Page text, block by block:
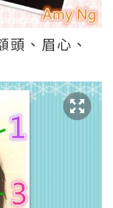
頭、眉心、